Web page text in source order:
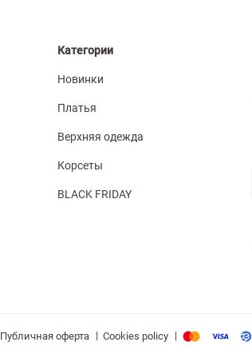
Категории
Новинки
Платья
Верхняя одежда
Корсеты
BLACK FRIDAY
Публичная оферта | Cookies policy |